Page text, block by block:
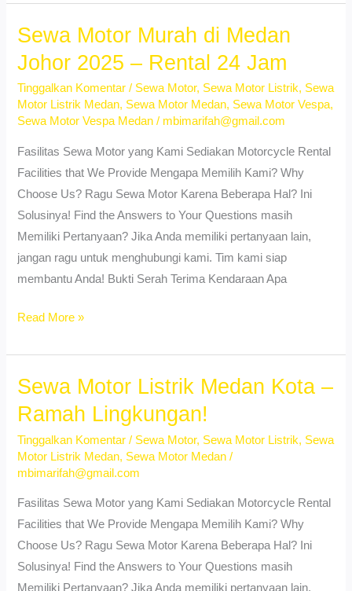
Vespa
Medan
Stylish
&
Instagrammable!
Sewa Motor Murah di Medan
Johor 2025 – Rental 24 Jam
Tinggalkan Komentar / Sewa Motor, Sewa Motor Listrik, Sewa
Motor Listrik Medan, Sewa Motor Medan, Sewa Motor Vespa,
Sewa Motor Vespa Medan / mbimarifah@gmail.com
Fasilitas Sewa Motor yang Kami Sediakan Motorcycle Rental
Facilities that We Provide Mengapa Memilih Kami? Why
Choose Us? Ragu Sewa Motor Karena Beberapa Hal? Ini
Solusinya! Find the Answers to Your Questions masih
Memiliki Pertanyaan? Jika Anda memiliki pertanyaan lain,
jangan ragu untuk menghubungi kami. Tim kami siap
membantu Anda! Bukti Serah Terima Kendaraan Apa
Sewa
Murah
di
Johor
2025
24
Jam
Read More »
Sewa Motor Listrik Medan Kota –
Ramah Lingkungan!
Tinggalkan Komentar / Sewa Motor, Sewa Motor Listrik, Sewa
Motor Listrik Medan, Sewa Motor Medan /
mbimarifah@gmail.com
Fasilitas Sewa Motor yang Kami Sediakan Motorcycle Rental
Facilities that We Provide Mengapa Memilih Kami? Why
Choose Us? Ragu Sewa Motor Karena Beberapa Hal? Ini
Solusinya! Find the Answers to Your Questions masih
Memiliki Pertanyaan? Jika Anda memiliki pertanyaan lain,